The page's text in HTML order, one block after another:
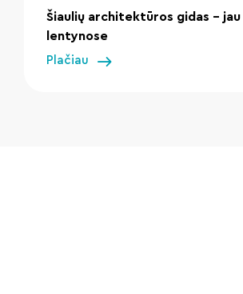
Šiaulių architektūros gidas –
lentynose
Plačiau